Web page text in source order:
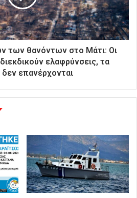
των θανόντων στο Μάτι: Οι
ελαφρύνσεις, τα
επανέρχονται